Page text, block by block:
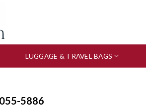
LUGGAGE & TRAVEL BAGS
5886